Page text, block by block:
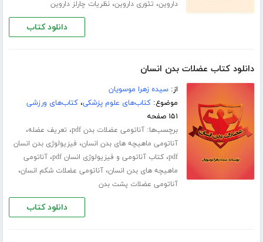
داروین، تئوری داروین،نظریات چارلز داروین
دانلود کتاب
دانلود کتاب عضلات بدن انسان
از:سیده زهرا موسویان
موضوع:کتاب‌های علوم پزشکی،کتاب‌های ورزشی
۱۵۱ صفحه
برچسب‌ها:آناتومی عضلات بدن pdf ، تعریف عضله،
آناتومی ماهیچه های بدن انسان، فیزیولوژی بدن انسان
pdf،کتاب آناتومی و فیزیولوژی انسان pdf ،آناتومی
ماهیچه های بدن انسان،آناتومی عضلات شکم انسان،
آناتومی عضلات پشت بدن
دانلود کتاب